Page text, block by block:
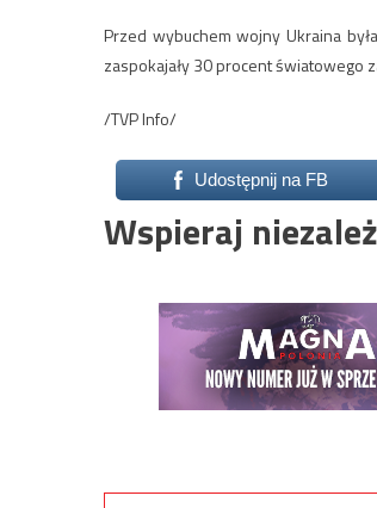
Przed wybuchem wojny Ukraina
zaspokajały 30 procent światowego
/TVP Info/
Udostępnij na FB
Wspieraj